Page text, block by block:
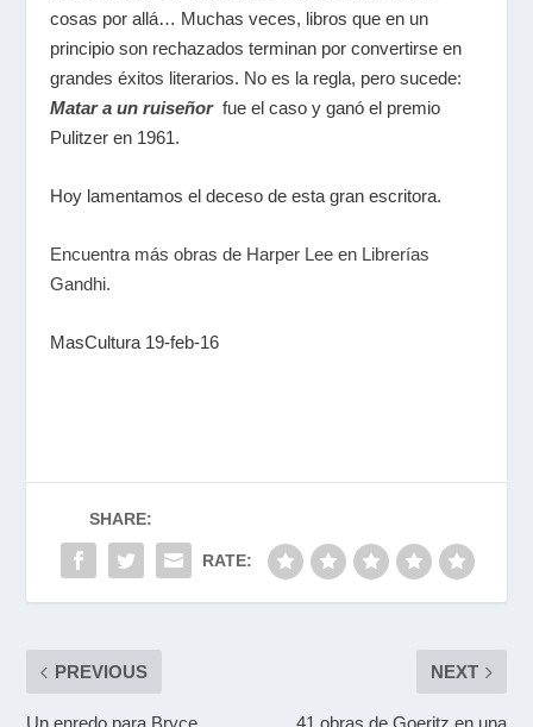
cosas por allá… Muchas veces, libros que en un
principio son rechazados terminan por convertirse en
grandes éxitos literarios. No es la regla, pero sucede:
Matar a un ruiseñorfue el caso y ganó el premio
Pulitzer en 1961.
Hoy lamentamos el deceso de esta gran escritora.
Encuentra más obras de Harper Lee en Librerías
Gandhi.
MasCultura 19-feb-16
SHARE:
RATE:
PREVIOUS
Un enredo para Bryce
NEXT
41 obras de Goeritz en una